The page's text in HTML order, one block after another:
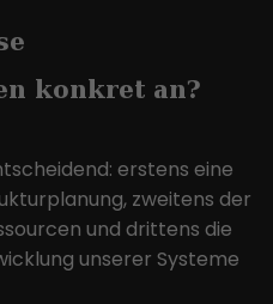
konkret an?
erstens eine
zweitens der
und drittens die
unserer Systeme
und die Seiten in